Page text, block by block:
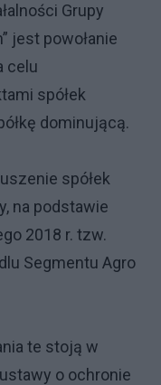
Grupy
jest powołanie
celu
spółek
dominującą.
spółek
na podstawie
2018 r. tzw.
Segmentu Agro
te stoją w
o ochronie